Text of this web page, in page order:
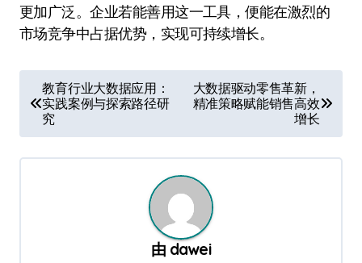
更加广泛。企业若能善用这一工具，便能在激烈的
市场竞争中占据优势，实现可持续增长。
章
导
航
教育行业大数据应用：
实践案例与探索路径研
究
大数据驱动零售革新，
精准策略赋能销售高效
增长
由 dawei